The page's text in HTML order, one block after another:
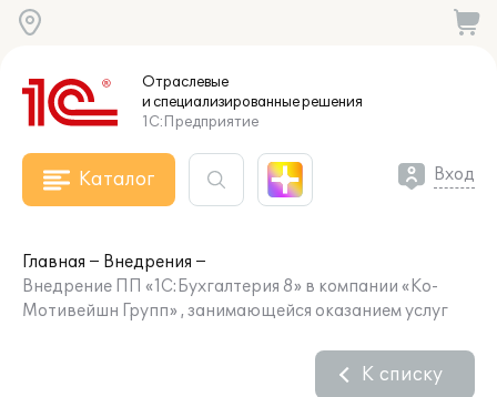
Отраслевые
и специализированныерешения
1С:Предприятие
Каталог Вход
Главная
Внедрения
Внедрение ПП «1С:Бухгалтерия 8» в компании «Ко-
Мотивейшн Групп» , занимающейся оказанием услуг
К списку